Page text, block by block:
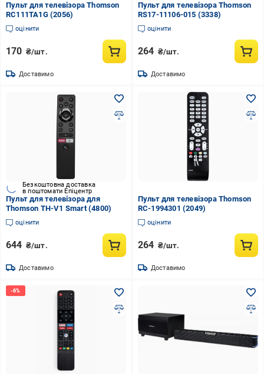
Пульт для телевізора Thomson
RC111TA1G (2056)
оцінити
170 ₴/шт.
Доставимо
Пульт для телевізора Thomson
RS17-11106-015 (3338)
оцінити
264 ₴/шт.
Доставимо
Безкоштовна доставка
в поштомати Епіцентр
Пульт для телевізора для
Thomson TH-V1 Smart (4800)
оцінити
644 ₴/шт.
Доставимо
Пульт для телевізора Thomson
RC-1994301 (2049)
оцінити
264 ₴/шт.
Доставимо